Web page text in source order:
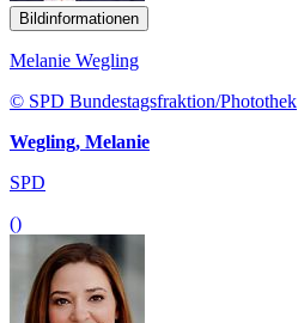
Bildinformationen
Melanie Wegling
© SPD Bundestagsfraktion/Photothek
Wegling, Melanie
SPD
()